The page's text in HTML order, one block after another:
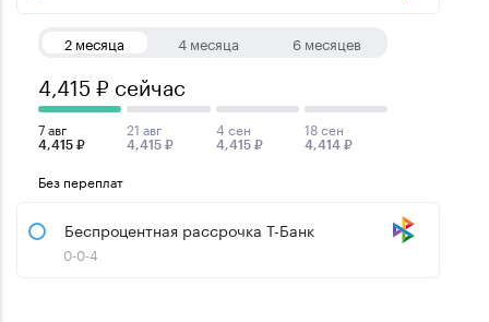
2 месяца 4 месяца 6 месяцев
4,415 ₽ сейчас
7 авг
4,415 ₽
21 авг
4,415 ₽
4 сен
4,415 ₽
18 сен
4,414 ₽
Без переплат
Беспроцентная рассрочка Т-Банк
0-0-4